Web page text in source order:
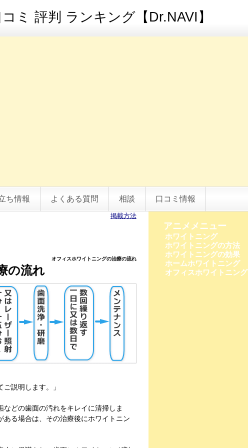
ミ 評判 ランキング【Dr.NAVI】
ち情報 よくある質問 相談 口コミ情報
掲載方法
オフィスホワイトニングの治療の流れ
の流れ
説明します。」
などの歯面の汚れをキレイに清掃しま
る場合は、その治療後にホワイトニン
アニメメニュー
ホワイトニング
ホワイトニングの方法
ホワイトニングの効果
ホームホワイトニング
オフィスホワイトニング